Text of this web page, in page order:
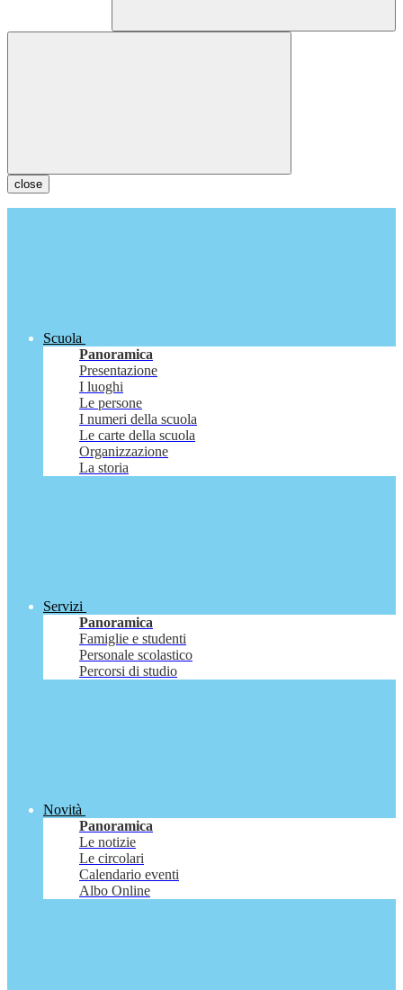
close
Scuola
Panoramica
Presentazione
I luoghi
Le persone
I numeri della scuola
Le carte della scuola
Organizzazione
La storia
Servizi
Panoramica
Famiglie e studenti
Personale scolastico
Percorsi di studio
Novità
Panoramica
Le notizie
Le circolari
Calendario eventi
Albo Online